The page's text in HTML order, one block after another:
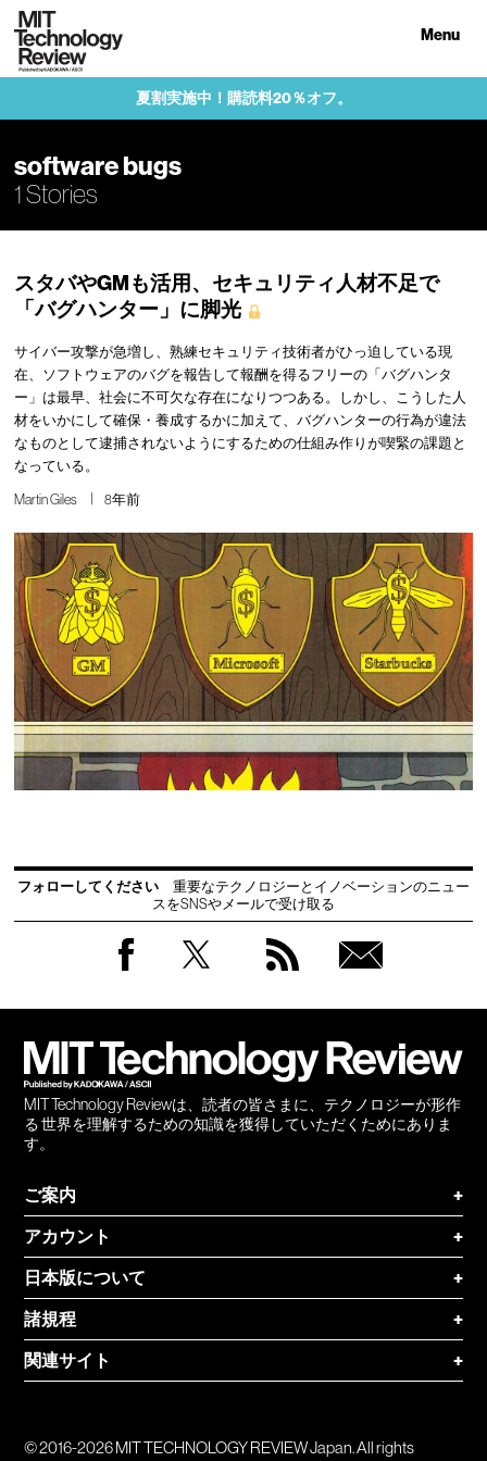
Menu
夏割実施中！購読料20％オフ。
software bugs
1 Stories
スタバやGMも活用、セキュリティ人材不足で
「バグハンター」に脚光
サイバー攻撃が急増し、熟練セキュリティ技術者がひっ迫している現
在、ソフトウェアのバグを報告して報酬を得るフリーの「バグハンタ
ー」は最早、社会に不可欠な存在になりつつある。しかし、こうした人
材をいかにして確保・養成するかに加えて、バグハンターの行為が違法
なものとして逮捕されないようにするための仕組み作りが喫緊の課題と
なっている。
Martin Giles 8年前
フォローしてください
重要なテクノロジーとイノベーションのニュー
スをSNSやメールで受け取る
MIT Technology Reviewは、読者の皆さまに、テクノロジーが形作
る 世界を理解するための知識を獲得していただくためにありま
す。
ご案内
+
アカウント
+
日本版について
+
諸規程
+
関連サイト
+
© 2016-2026 MIT TECHNOLOGY REVIEW Japan. All rights